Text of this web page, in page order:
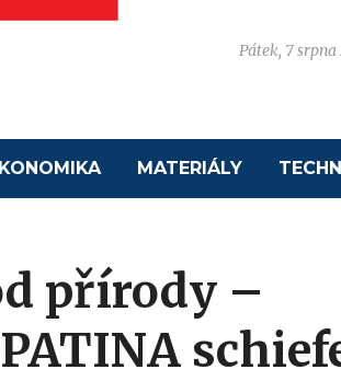
Pátek, 7 srpna
MATERIÁLY
přírody –